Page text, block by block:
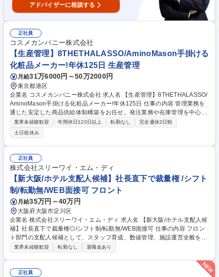
アドバイザーに相談する
正社員
コスメカンパニー株式会社
【生産管理】8THETHALASSO/AminoMason手掛ける
化粧品メーカー!年休125日 生産管理
月給31万6000円～50万2000円
東京都港区
企業名 コスメカンパニー株式会社 求人名 【生産管理】8THETHALASSO/
AminoMason手掛ける化粧品メーカー!年休125日 仕事の内容 管理業務を
通じた安定した商品供給体制構築をお任せ。発注業務や在庫管理を中心
に、社内外の関係者と連携しながら、ブランド価値の維持・向上に貢献い
ただきます。 【業務詳細】(1)生産/発注管理：■全ブランド約300SKUを担
当し工場との生産スケジュール調整～原料/資材/製品発注/仕入れ/納品管理
までを一貫担当 ■発注書作成や受発注/出荷指示/電話応対等の事務/庶務 (2)
在庫管理と連携：■商品需要予測に基づく発注調整と在庫管理を徹底 ■営
業部と密に連携し生産スケジュールに合わせた円滑な供給体制を構築/維持
【ミッション】安定した商品供給体制構築によるブランド価値維持/向上
募集職種 【生産管理】8THETHALASSO/AminoMason手掛ける化粧品メ
ーカー!年休125日
業界未経験歓迎 年間休日120日以上 転勤なし
完全週休2日制
土日祝休み
正社員
株式会社スリーワイ・エム・ディ
【新大阪/ホテル支配人候補】社長直下で裁量権 /シフト
制/転勤無/WEB面接可 フロント
月給35万円～40万円
大阪府大阪市淀川区
企業名 株式会社スリーワイ・エム・ディ 求人名 【新大阪/ホテル支配人候
補】社長直下で裁量権◎/シフト制/転勤無/WEB面接可 仕事の内容 フロン
ト部門の支配人候補として、スタッフ育成、数値管理、施設運営全般を担
います。44年の歴史を土台に、現代に合わせたサービス刷新や販売戦略の
部門・施設全体の統括管理 ●スタッフの採用・教育・シフト管理 ●売上管
理およびレベニューマネジメント ●OTA（予約サイト）管理・販売促進プ
業界未経験歓迎 転勤なし 退職金あり
正社員